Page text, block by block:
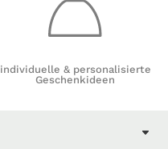
individuelle & personalisierte
Geschenkideen